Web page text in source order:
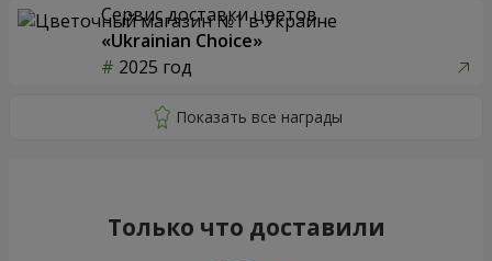
Сервис доставки цветов
«Ukrainian Choice»
2025 год
Только что доставили